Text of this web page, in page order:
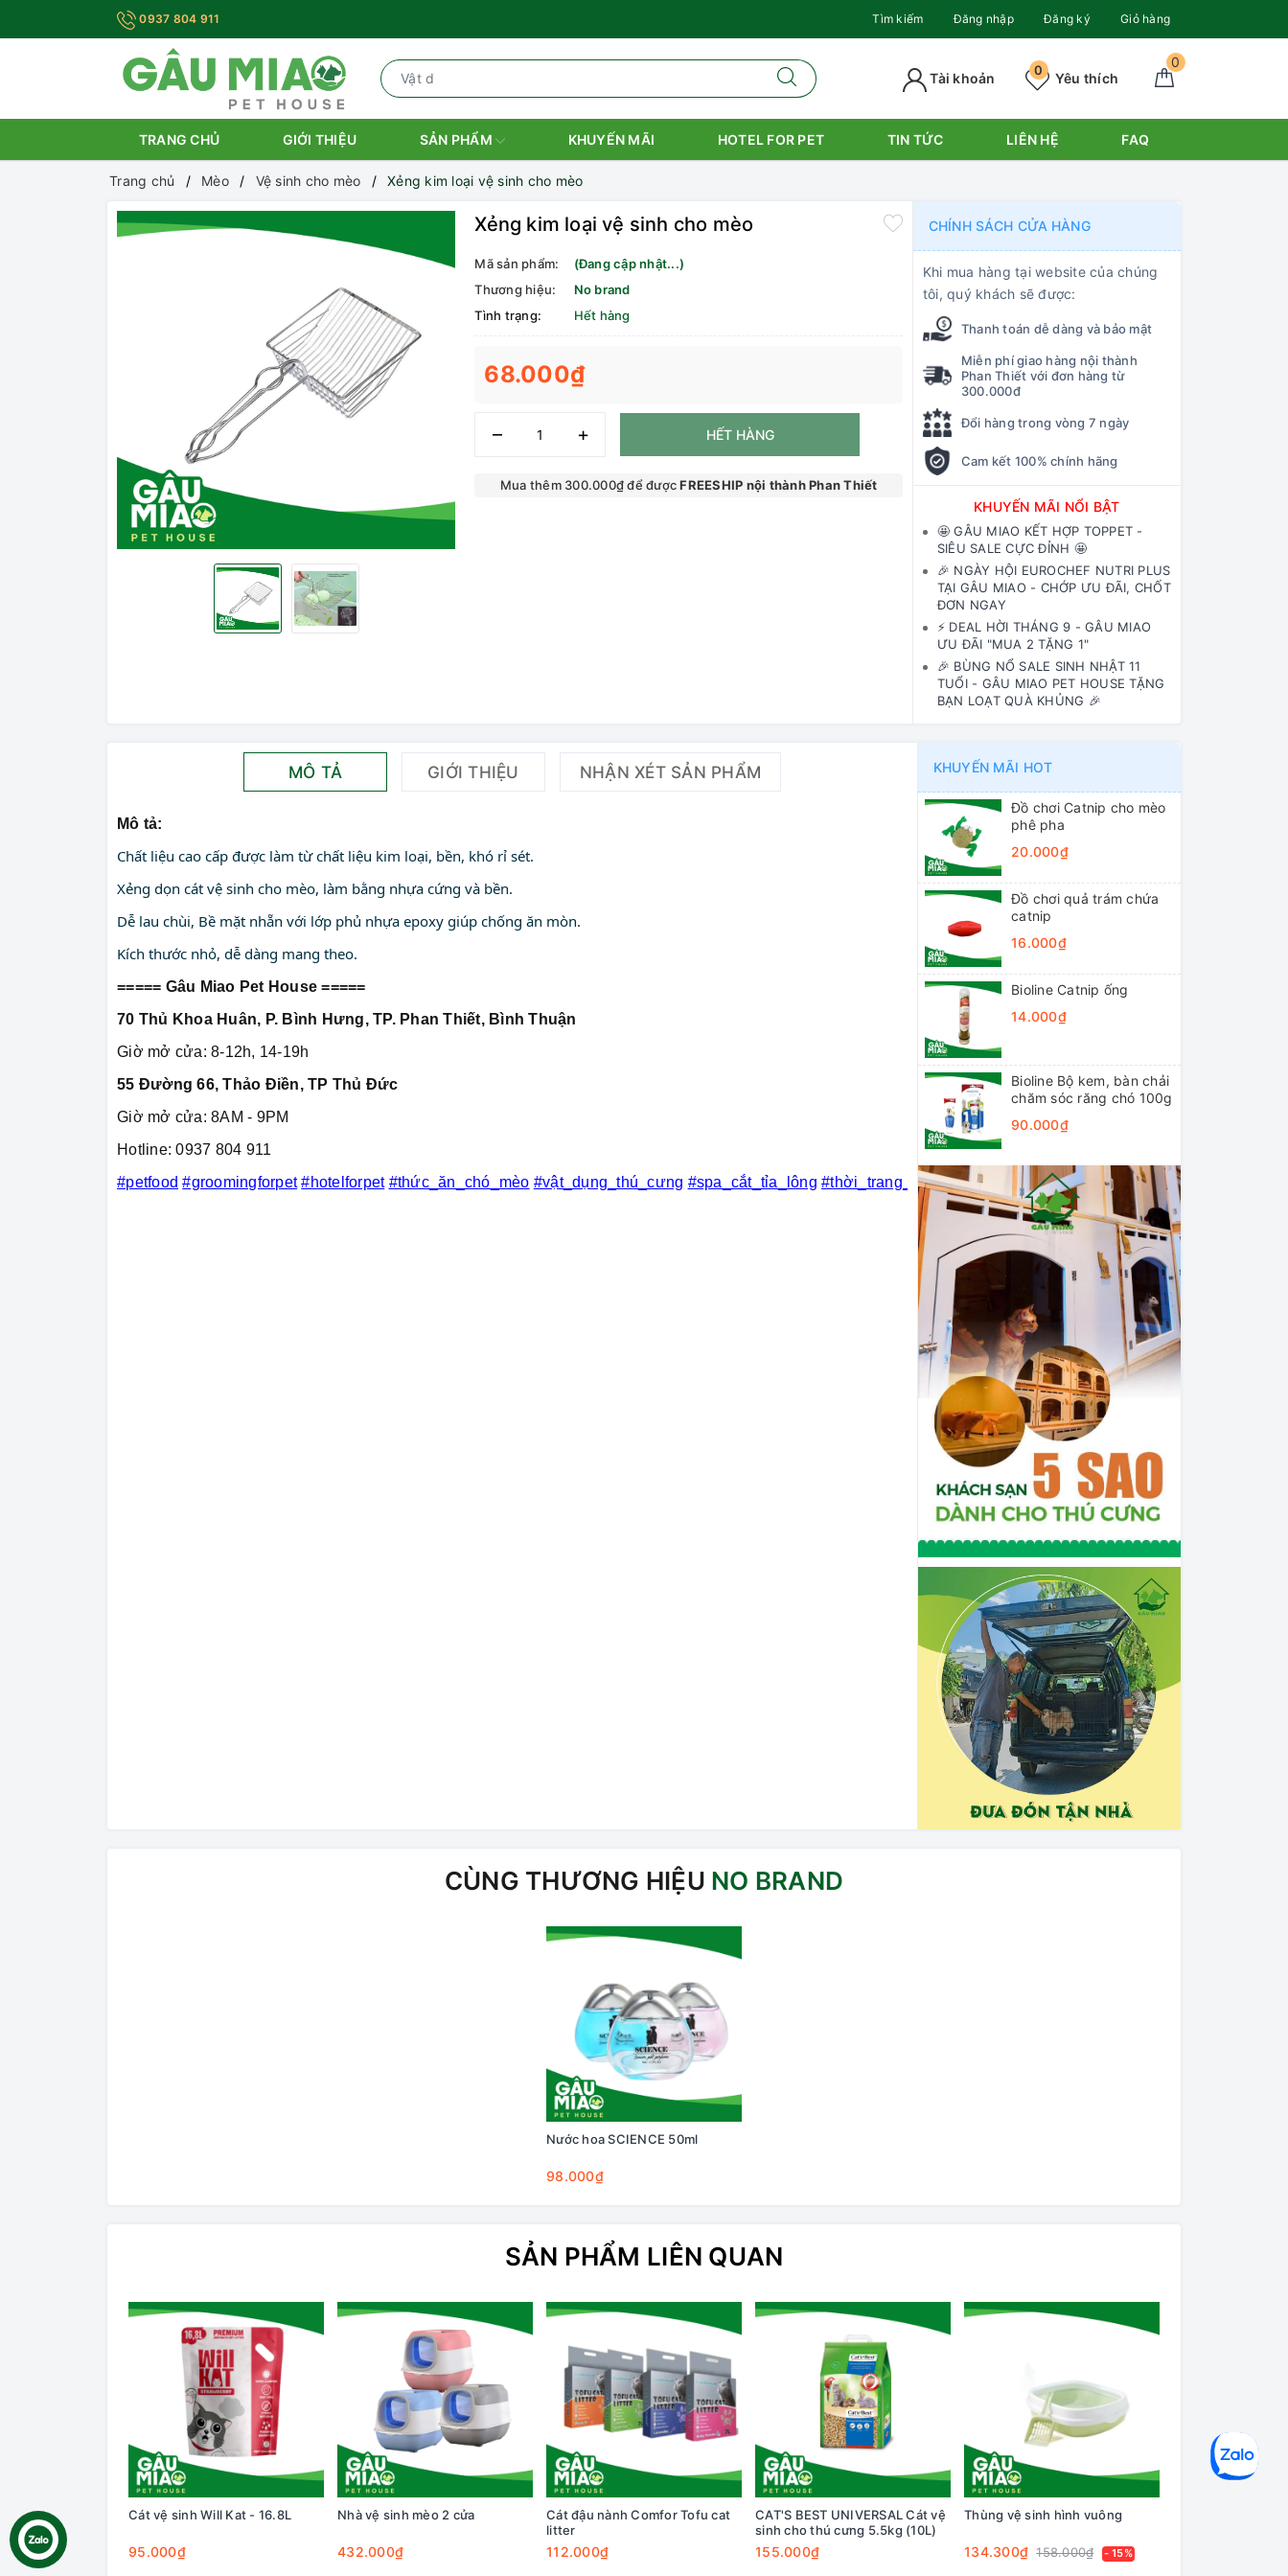
0937 804 911 Tìm kiếm Đăng nhập Đăng ký Giỏ hàng
0
Yêu thích
0
Tài khoản
TRANG CHỦ GIỚI THIỆU SẢN PHẨM KHUYẾN MÃI HOTEL FOR PET TIN TỨC LIÊN HỆ FAQ
Trang chủ Mèo Vệ sinh cho mèo Xẻng kim loại vệ sinh cho mèo
Xẻng kim loại vệ sinh cho mèo
Mã sản phẩm:
(Đang cập nhật...)
Thương hiệu:
No brand
Tình trạng:
Hết hàng
68.000₫
– + HẾT HÀNG
Mua thêm 300.000₫ để đượcFREESHIP nội thành Phan Thiết
CHÍNH SÁCH CỬA HÀNG
Khi mua hàng tại website của chúng
tôi, quý khách sẽ được:
Thanh toán dễ dàng và bảo mật
Miễn phí giao hàng nội thành
Phan Thiết với đơn hàng từ
300.000đ
Đổi hàng trong vòng 7 ngày
Cam kết 100% chính hãng
KHUYẾN MÃI NỔI BẬT
🤩 GÂU MIAO KẾT HỢP TOPPET -
SIÊU SALE CỰC ĐỈNH 🤩
🎉 NGÀY HỘI EUROCHEF NUTRI PLUS
TẠI GÂU MIAO - CHỚP ƯU ĐÃI, CHỐT
ĐƠN NGAY
⚡️ DEAL HỜI THÁNG 9 - GÂU MIAO
ƯU ĐÃI "MUA 2 TẶNG 1"
🎉 BÙNG NỔ SALE SINH NHẬT 11
TUỔI - GÂU MIAO PET HOUSE TẶNG
BẠN LOẠT QUÀ KHỦNG 🎉
MÔ TẢ GIỚI THIỆU NHẬN XÉT SẢN PHẨM
Mô tả:
Chất liệu cao cấp được làm từ chất liệu kim loại, bền, khó rỉ sét.
Xẻng dọn cát vệ sinh cho mèo, làm bằng nhựa cứng và bền.
Dễ lau chùi, Bề mặt nhẵn với lớp phủ nhựa epoxy giúp chống ăn mòn.
Kích thước nhỏ, dễ dàng mang theo.
===== Gâu Miao Pet House =====
70 Thủ Khoa Huân, P. Bình Hưng, TP. Phan Thiết, Bình Thuận
Giờ mở cửa: 8-12h, 14-19h
55 Đường 66, Thảo Điền, TP Thủ Đức
Giờ mở cửa: 8AM - 9PM
Hotline: 0937 804 911
#petfood #groomingforpet #hotelforpet #thức_ăn_chó_mèo #vật_dụng_thú_cưng #spa_cắt_tỉa_lông #thời_trang_thú_cưng #khách_sạn_thú_cưng
KHUYẾN MÃI HOT
Đồ chơi Catnip cho mèo
phê pha
20.000₫
Đồ chơi quả trám chứa
catnip
16.000₫
Bioline Catnip ống
14.000₫
Bioline Bộ kem, bàn chải
chăm sóc răng chó 100g
90.000₫
CÙNG THƯƠNG HIỆU NO BRAND
Nước hoa SCIENCE 50ml
98.000₫
SẢN PHẨM LIÊN QUAN
Cát vệ sinh Will Kat - 16.8L
95.000₫
Nhà vệ sinh mèo 2 cửa
432.000₫
Cát đậu nành Comfor Tofu cat
litter
112.000₫
CAT'S BEST UNIVERSAL Cát vệ
sinh cho thú cưng 5.5kg (10L)
155.000₫
Thùng vệ sinh hình vuông
134.300₫ 158.000₫ - 15%